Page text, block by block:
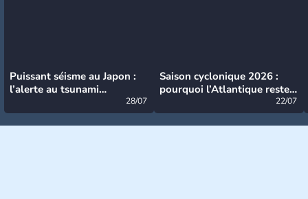
Puissant séisme au Japon :
l’alerte au tsunami
28/07
Saison cyclonique 2026 :
pourquoi l’Atlantique reste
22/07